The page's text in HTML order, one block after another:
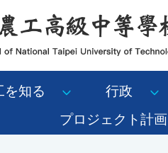
を知る 行政
プロジェクト計画